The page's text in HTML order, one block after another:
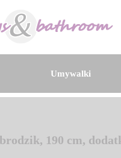
Umywalki
190 cm,